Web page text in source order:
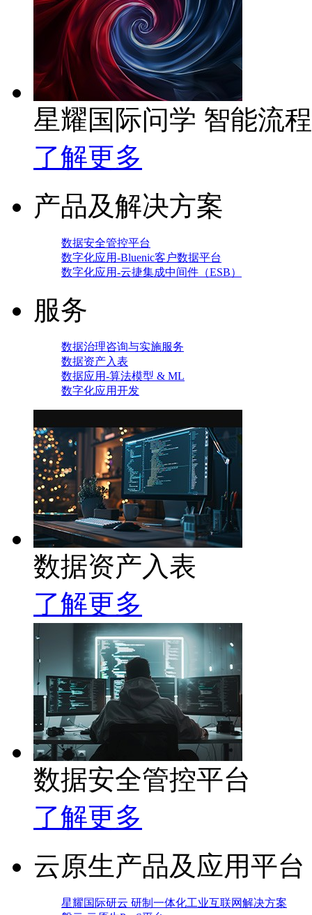
星耀国际问学 智能流
了解更多
产品及解决方案
数据安全管控平台
数字化应用-Bluenic客户数据平台
数字化应用-云捷集成中间件（ESB）
服务
数据治理咨询与实施服务
数据资产入表
数据应用-算法模型 & ML
数字化应用开发
数据资产入表
了解更多
数据安全管控平台
了解更多
云原生产品及应用平台
星耀国际研云 研制一体化工业互联网解决方案